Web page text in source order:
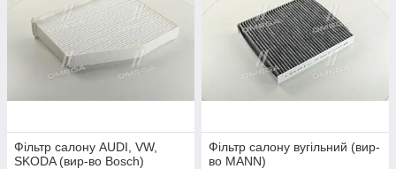
Фільтр салону AUDI, VW,
SKODA (вир-во Bosch)
Фільтр салону вугільний (вир-
во MANN)